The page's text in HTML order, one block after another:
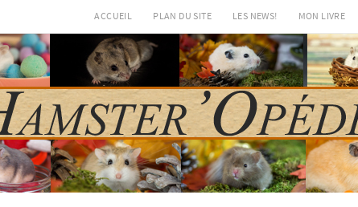
ACCUEIL PLAN DU SITE LES NEWS! MON LIVRE